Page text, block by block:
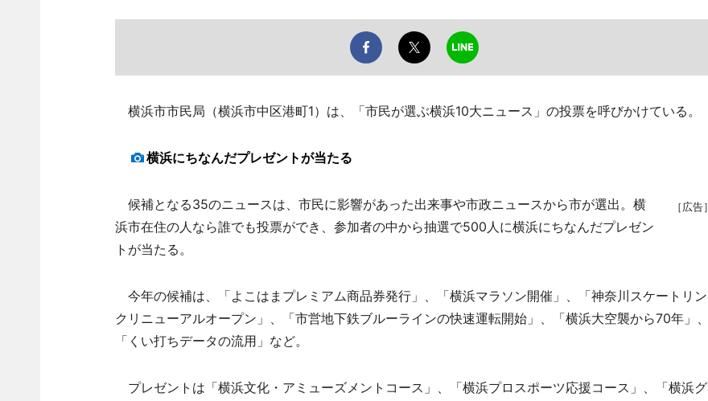
横浜市市民局（横浜市中区港町1）は、「市民が選ぶ横浜10大ニュース」の投票を呼びかけている。
横浜にちなんだプレゼントが当たる
［広告］
候補となる35のニュースは、市民に影響があった出来事や市政ニュースから市が選出。横
浜市在住の人なら誰でも投票ができ、参加者の中から抽選で500人に横浜にちなんだプレゼン
トが当たる。
今年の候補は、「よこはまプレミアム商品券発行」、「横浜マラソン開催」、「神奈川スケートリン
クリニューアルオープン」、「市営地下鉄ブルーラインの快速運転開始」、「横浜大空襲から70年」、
「くい打ちデータの流用」など。
プレゼントは「横浜文化・アミューズメントコース」、「横浜プロスポーツ応援コース」、「横浜グ